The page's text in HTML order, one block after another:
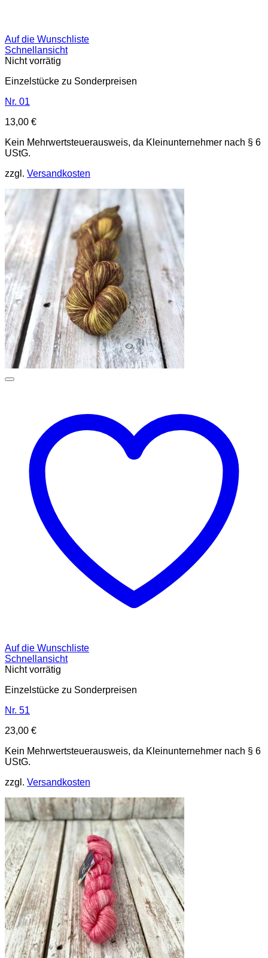
Auf die Wunschliste
Schnellansicht
Nicht vorrätig
Einzelstücke zu Sonderpreisen
Nr. 01
13,00 €
Kein Mehrwertsteuerausweis, da Kleinunternehmer nach § 6
UStG.
zzgl. Versandkosten
Auf die Wunschliste
Schnellansicht
Nicht vorrätig
Einzelstücke zu Sonderpreisen
Nr. 51
23,00 €
Kein Mehrwertsteuerausweis, da Kleinunternehmer nach § 6
UStG.
zzgl. Versandkosten